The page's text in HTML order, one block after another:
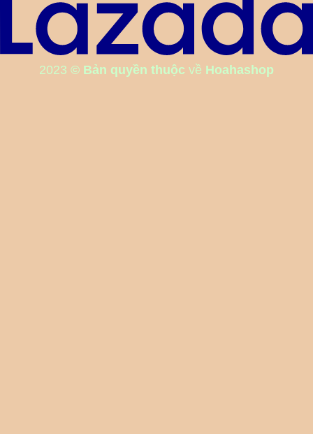
2023 © Bản quyền thuộc về Hoahashop